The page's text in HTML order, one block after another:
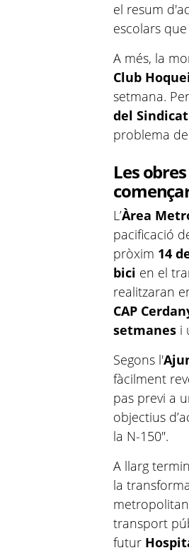
el resum
escolars
A més, la
Club
setmana.
del
problema
Les
L’Àrea
pacificació
pròxim 14
bici en el
realitzaran
CAP
setmanes i
Segons l'
fàcilment
pas previ a
objectius
la N-150".
A llarg
la
transport
futur